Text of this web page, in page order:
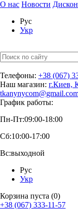
О нас Новости
Рус
Укр
Телефоны: +38 (067)
Наш магазин: г.Киев,
График работы:
Пн-Пт:09:00-18:00
Сб:10:00-17:00
Вс:выходной
Рус
Укр
Корзина пуста (0)
+38 (067) 333-11-57